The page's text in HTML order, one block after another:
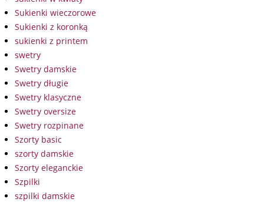
Sukienki wieczorowe
Sukienki z koronką
sukienki z printem
swetry
Swetry damskie
Swetry długie
Swetry klasyczne
Swetry oversize
Swetry rozpinane
Szorty basic
szorty damskie
Szorty eleganckie
Szpilki
szpilki damskie